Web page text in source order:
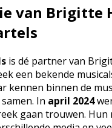
van Brigitte
is dé partner van
een bekende
kennen binnen de
In april 2024
gaan trouwen.